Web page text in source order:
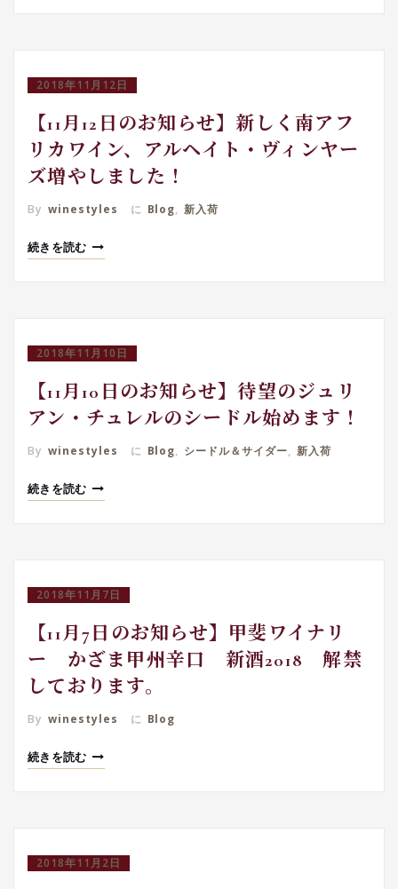
2018年11月12日
【11月12日のお知らせ】新しく南アフ
リカワイン、アルヘイト・ヴィンヤー
ズ増やしました！
By winestyles に Blog, 新入荷
続きを読む
2018年11月10日
【11月10日のお知らせ】待望のジュリ
アン・チュレルのシードル始めます！
By winestyles に Blog, シードル＆サイダー, 新入荷
続きを読む
2018年11月7日
【11月7日のお知らせ】甲斐ワイナリ
ー かざま甲州辛口 新酒2018 解禁
しております。
By winestyles に Blog
続きを読む
2018年11月2日